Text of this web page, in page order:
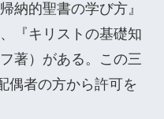
納的聖書の学び方』
『キリストの基礎知
著）がある。この三
偶者の方から許可を